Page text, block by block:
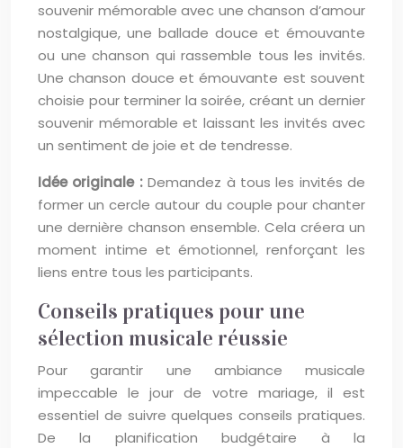
souvenir mémorable avec une chanson d’amour
nostalgique, une ballade douce et émouvante
ou une chanson qui rassemble tous les invités.
Une chanson douce et émouvante est souvent
choisie pour terminer la soirée, créant un dernier
souvenir mémorable et laissant les invités avec
un sentiment de joie et de tendresse.
Idée originale :Demandez à tous les invités de
former un cercle autour du couple pour chanter
une dernière chanson ensemble. Cela créera un
moment intime et émotionnel, renforçant les
liens entre tous les participants.
Conseils pratiques pour une
sélection musicale réussie
Pour garantir une ambiance musicale
impeccable le jour de votre mariage, il est
essentiel de suivre quelques conseils pratiques.
De la planification budgétaire à la